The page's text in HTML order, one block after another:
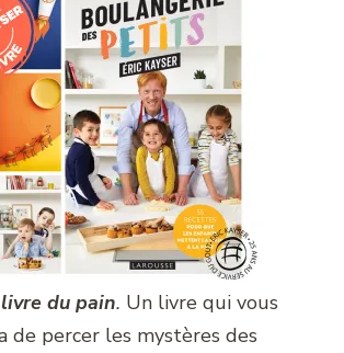
du pain. Un livre qui vous
de percer les mystères des